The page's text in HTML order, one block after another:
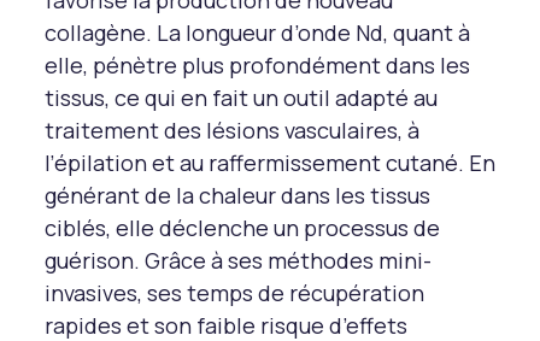
collagène. La longueur d’onde Nd, quant à
elle, pénètre plus profondément dans les
tissus, ce qui en fait un outil adapté au
traitement des lésions vasculaires, à
l’épilation et au raffermissement cutané. En
générant de la chaleur dans les tissus
ciblés, elle déclenche un processus de
guérison. Grâce à ses méthodes mini-
invasives, ses temps de récupération
rapides et son faible risque d’effets